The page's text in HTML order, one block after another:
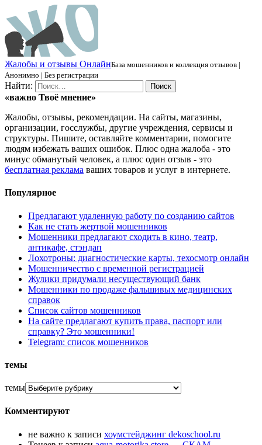
Жалобы и отзывы ОнлайнБаза мошенников и коллекция отзывов |
Анонимно | Без регистрации
Найти:
«важно Твоё мнение»
Жалобы, отзывы, рекомендации. На сайты, магазины,
организации, госслужбы, другие учреждения, сервисы и
структуры. Пишите, оставляйте комментарии, помогите
людям избежать ваших ошибок. Плюс одна жалоба - это
минус обманутый человек, а плюс один отзыв - это
бесплатная реклама ваших товаров и услуг в интернете.
Популярное
Предлагают удаленную работу по созданию сайтов
Как не стать жертвой мошенников
Мошенники предлагают сходить в кино, театр,
антикафе, стэндап
Лохотроны: диагностические карты, техосмотр онлайн
Мошенничество с временной регистрацией
Жулики придумали несуществующий банк
Мошенники по продаже фальшивых медицинских
справок
Список сайтов мошенников
На сайте предлагают купить права, паспорт или
справку? Это мошенники!
Telegram: список мошенников
темы
темы
Комментируют
не важно к записи хоумстейджинг dekoschool.ru